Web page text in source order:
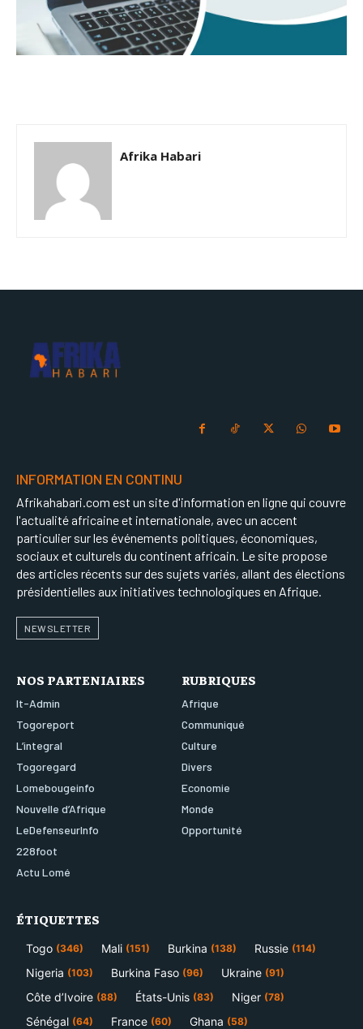
Afrika Habari
INFORMATION EN CONTINU
Afrikahabari.com est un site d'information en ligne qui couvre
l'actualité africaine et internationale, avec un accent
particulier sur les événements politiques, économiques,
sociaux et culturels du continent africain. Le site propose
des articles récents sur des sujets variés, allant des élections
présidentielles aux initiatives technologiques en Afrique.
NEWSLETTER
NOS PARTENIAIRES
It-Admin
Togoreport
L’integral
Togoregard
Lomebougeinfo
Nouvelle d’Afrique
LeDefenseurInfo
228foot
Actu Lomé
RUBRIQUES
Afrique
Communiqué
Culture
Divers
Economie
Monde
Opportunité
ÉTIQUETTES
Togo (346) Mali (151) Burkina (138) Russie (114)
Nigeria (103) Burkina Faso (96) Ukraine (91)
Côte d’Ivoire (88) États-Unis (83) Niger (78)
Sénégal (64) France (60) Ghana (58)